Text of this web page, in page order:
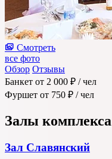
Смотреть
все фото
Обзор Отзывы
Банкет от 2 000 ₽ / чел
Фуршет от 750 ₽ / чел
Залы комплекса
Зал Славянский